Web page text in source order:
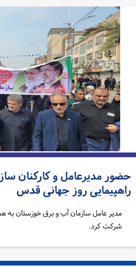
مدیرعامل و کارکنان
روز جهانی قدس
مدیر عامل سازمان آب و برق خوزستان به
شرکت کرد.